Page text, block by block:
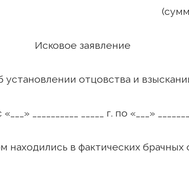
(сумма в
заявление
отцовства и
__________ _____ г. по «___»
находились в фактических брачных